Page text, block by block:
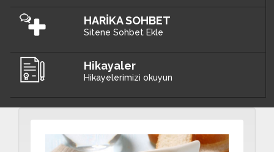
HARİKA SOHBET
Sitene Sohbet Ekle
Hikayaler
Hikayelerimizi okuyun